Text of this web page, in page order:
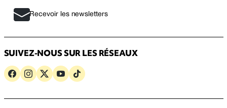
Recevoir les newsletters
SUIVEZ-NOUS SUR LES RÉSEAUX